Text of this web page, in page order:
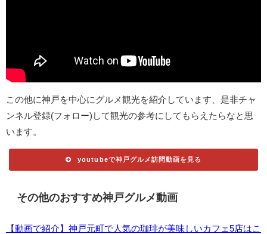
この他に神戸を中心にグルメ観光を紹介しています、是非チャ
ンネル登録(フォロー)して観光の参考にしてもらえたらなと思
います。
youtubeで神戸グルメ訪問動画を見る
その他のおすすめ神戸グルメ動画
【動画で紹介】神戸元町で人気の珈琲が美味しいカフェ5店はこ